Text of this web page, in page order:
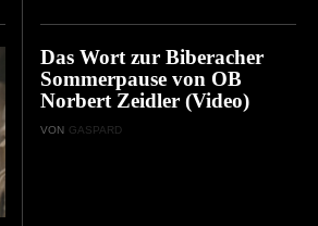
Das Wort zur Biberacher
Sommerpause von OB
Norbert Zeidler (Video)
VON GASPARD